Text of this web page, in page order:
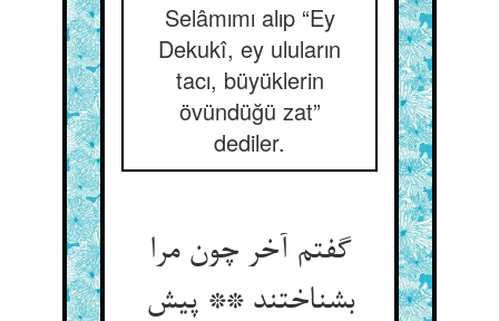
Selâmımı alıp “Ey
Dekukî, ey uluların
tacı, büyüklerin
övündüğü zat”
dediler.
گفتم آخر چون مرا
بشناختند ** پیش